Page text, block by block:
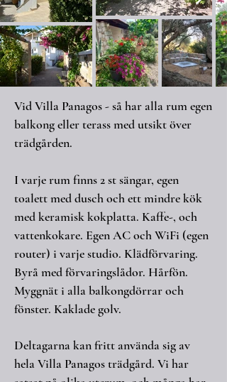
Vid Villa Panagos - så har alla rum egen
balkong eller terass med utsikt över
trädgården.
I varje rum finns 2 st sängar, egen
toalett med dusch och ett mindre kök
med keramisk kokplatta. Kaffe-, och
vattenkokare. Egen AC och WiFi (egen
router) i varje studio. Klädförvaring.
Byrå med förvaringslådor. Hårfön.
Myggnät i alla balkongdörrar och
fönster. Kaklade golv.
Deltagarna​ kan fritt använda sig av
hela Villa Panagos trädgård. Vi har